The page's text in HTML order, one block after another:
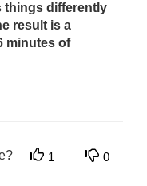
things differently
result is a
minutes of
1 0